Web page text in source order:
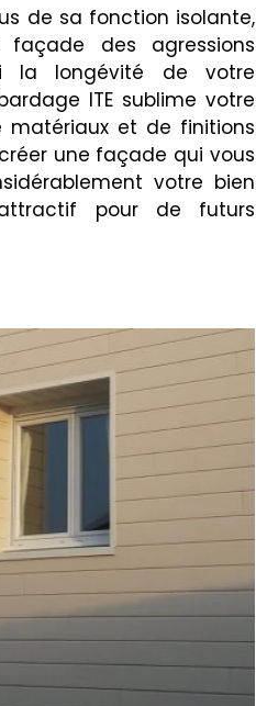
de sa fonction isolante,
des agressions
la longévité de votre
ITE sublime votre
et de finitions
une façade qui vous
votre bien
pour de futurs